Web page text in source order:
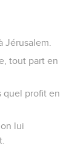
Jérusalem.
tout part en
quel profit en
lui